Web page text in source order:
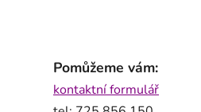
Pomůžeme vám:
kontaktní formulář